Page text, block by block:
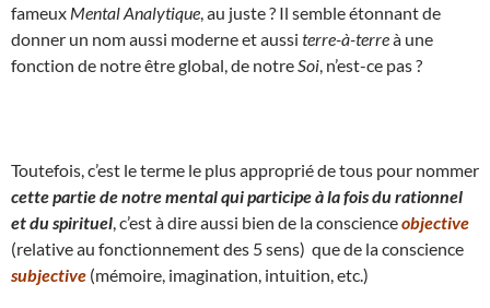
fameux Mental Analytique , au juste ? Il semble étonnant de
donner un nom aussi moderne et aussi terre-à-terreà une
fonction de notre être global, de notre Soi , n’est-ce pas ?
Toutefois, c’est le terme le plus approprié de tous pour nommer
cette partie de notre mental qui participe à la fois du rationnel
et du spirituel , c’est à dire aussi bien de la conscienceobjective
(relative au fonctionnement des 5 sens) que de la conscience
subjective (mémoire, imagination, intuition, etc.)